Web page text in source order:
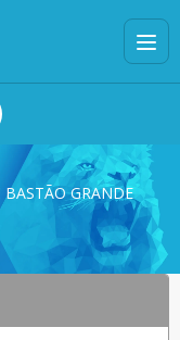
BASTÃO GRANDE